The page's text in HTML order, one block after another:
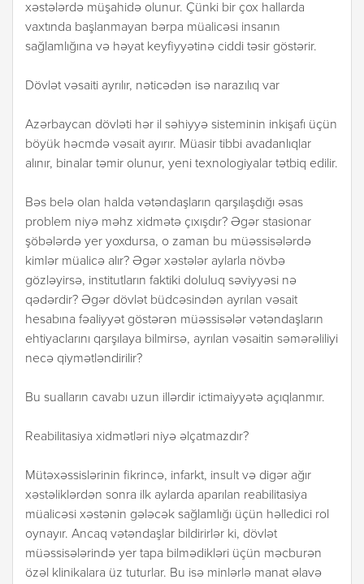
xəstələrdə müşahidə olunur. Çünki bir çox hallarda
vaxtında başlanmayan bərpa müalicəsi insanın
sağlamlığına və həyat keyfiyyətinə ciddi təsir göstərir.
Dövlət vəsaiti ayrılır, nəticədən isə narazılıq var
Azərbaycan dövləti hər il səhiyyə sisteminin inkişafı üçün
böyük həcmdə vəsait ayırır. Müasir tibbi avadanlıqlar
alınır, binalar təmir olunur, yeni texnologiyalar tətbiq edilir.
Bəs belə olan halda vətəndaşların qarşılaşdığı əsas
problem niyə məhz xidmətə çıxışdır? Əgər stasionar
şöbələrdə yer yoxdursa, o zaman bu müəssisələrdə
kimlər müalicə alır? Əgər xəstələr aylarla növbə
gözləyirsə, institutların faktiki doluluq səviyyəsi nə
qədərdir? Əgər dövlət büdcəsindən ayrılan vəsait
hesabına fəaliyyət göstərən müəssisələr vətəndaşların
ehtiyaclarını qarşılaya bilmirsə, ayrılan vəsaitin səmərəliliyi
necə qiymətləndirilir?
Bu sualların cavabı uzun illərdir ictimaiyyətə açıqlanmır.
Reabilitasiya xidmətləri niyə əlçatmazdır?
Mütəxəssislərinin fikrincə, infarkt, insult və digər ağır
xəstəliklərdən sonra ilk aylarda aparılan reabilitasiya
müalicəsi xəstənin gələcək sağlamlığı üçün həlledici rol
oynayır. Ancaq vətəndaşlar bildirirlər ki, dövlət
müəssisələrində yer tapa bilmədikləri üçün məcburən
özəl klinikalara üz tuturlar. Bu isə minlərlə manat əlavə